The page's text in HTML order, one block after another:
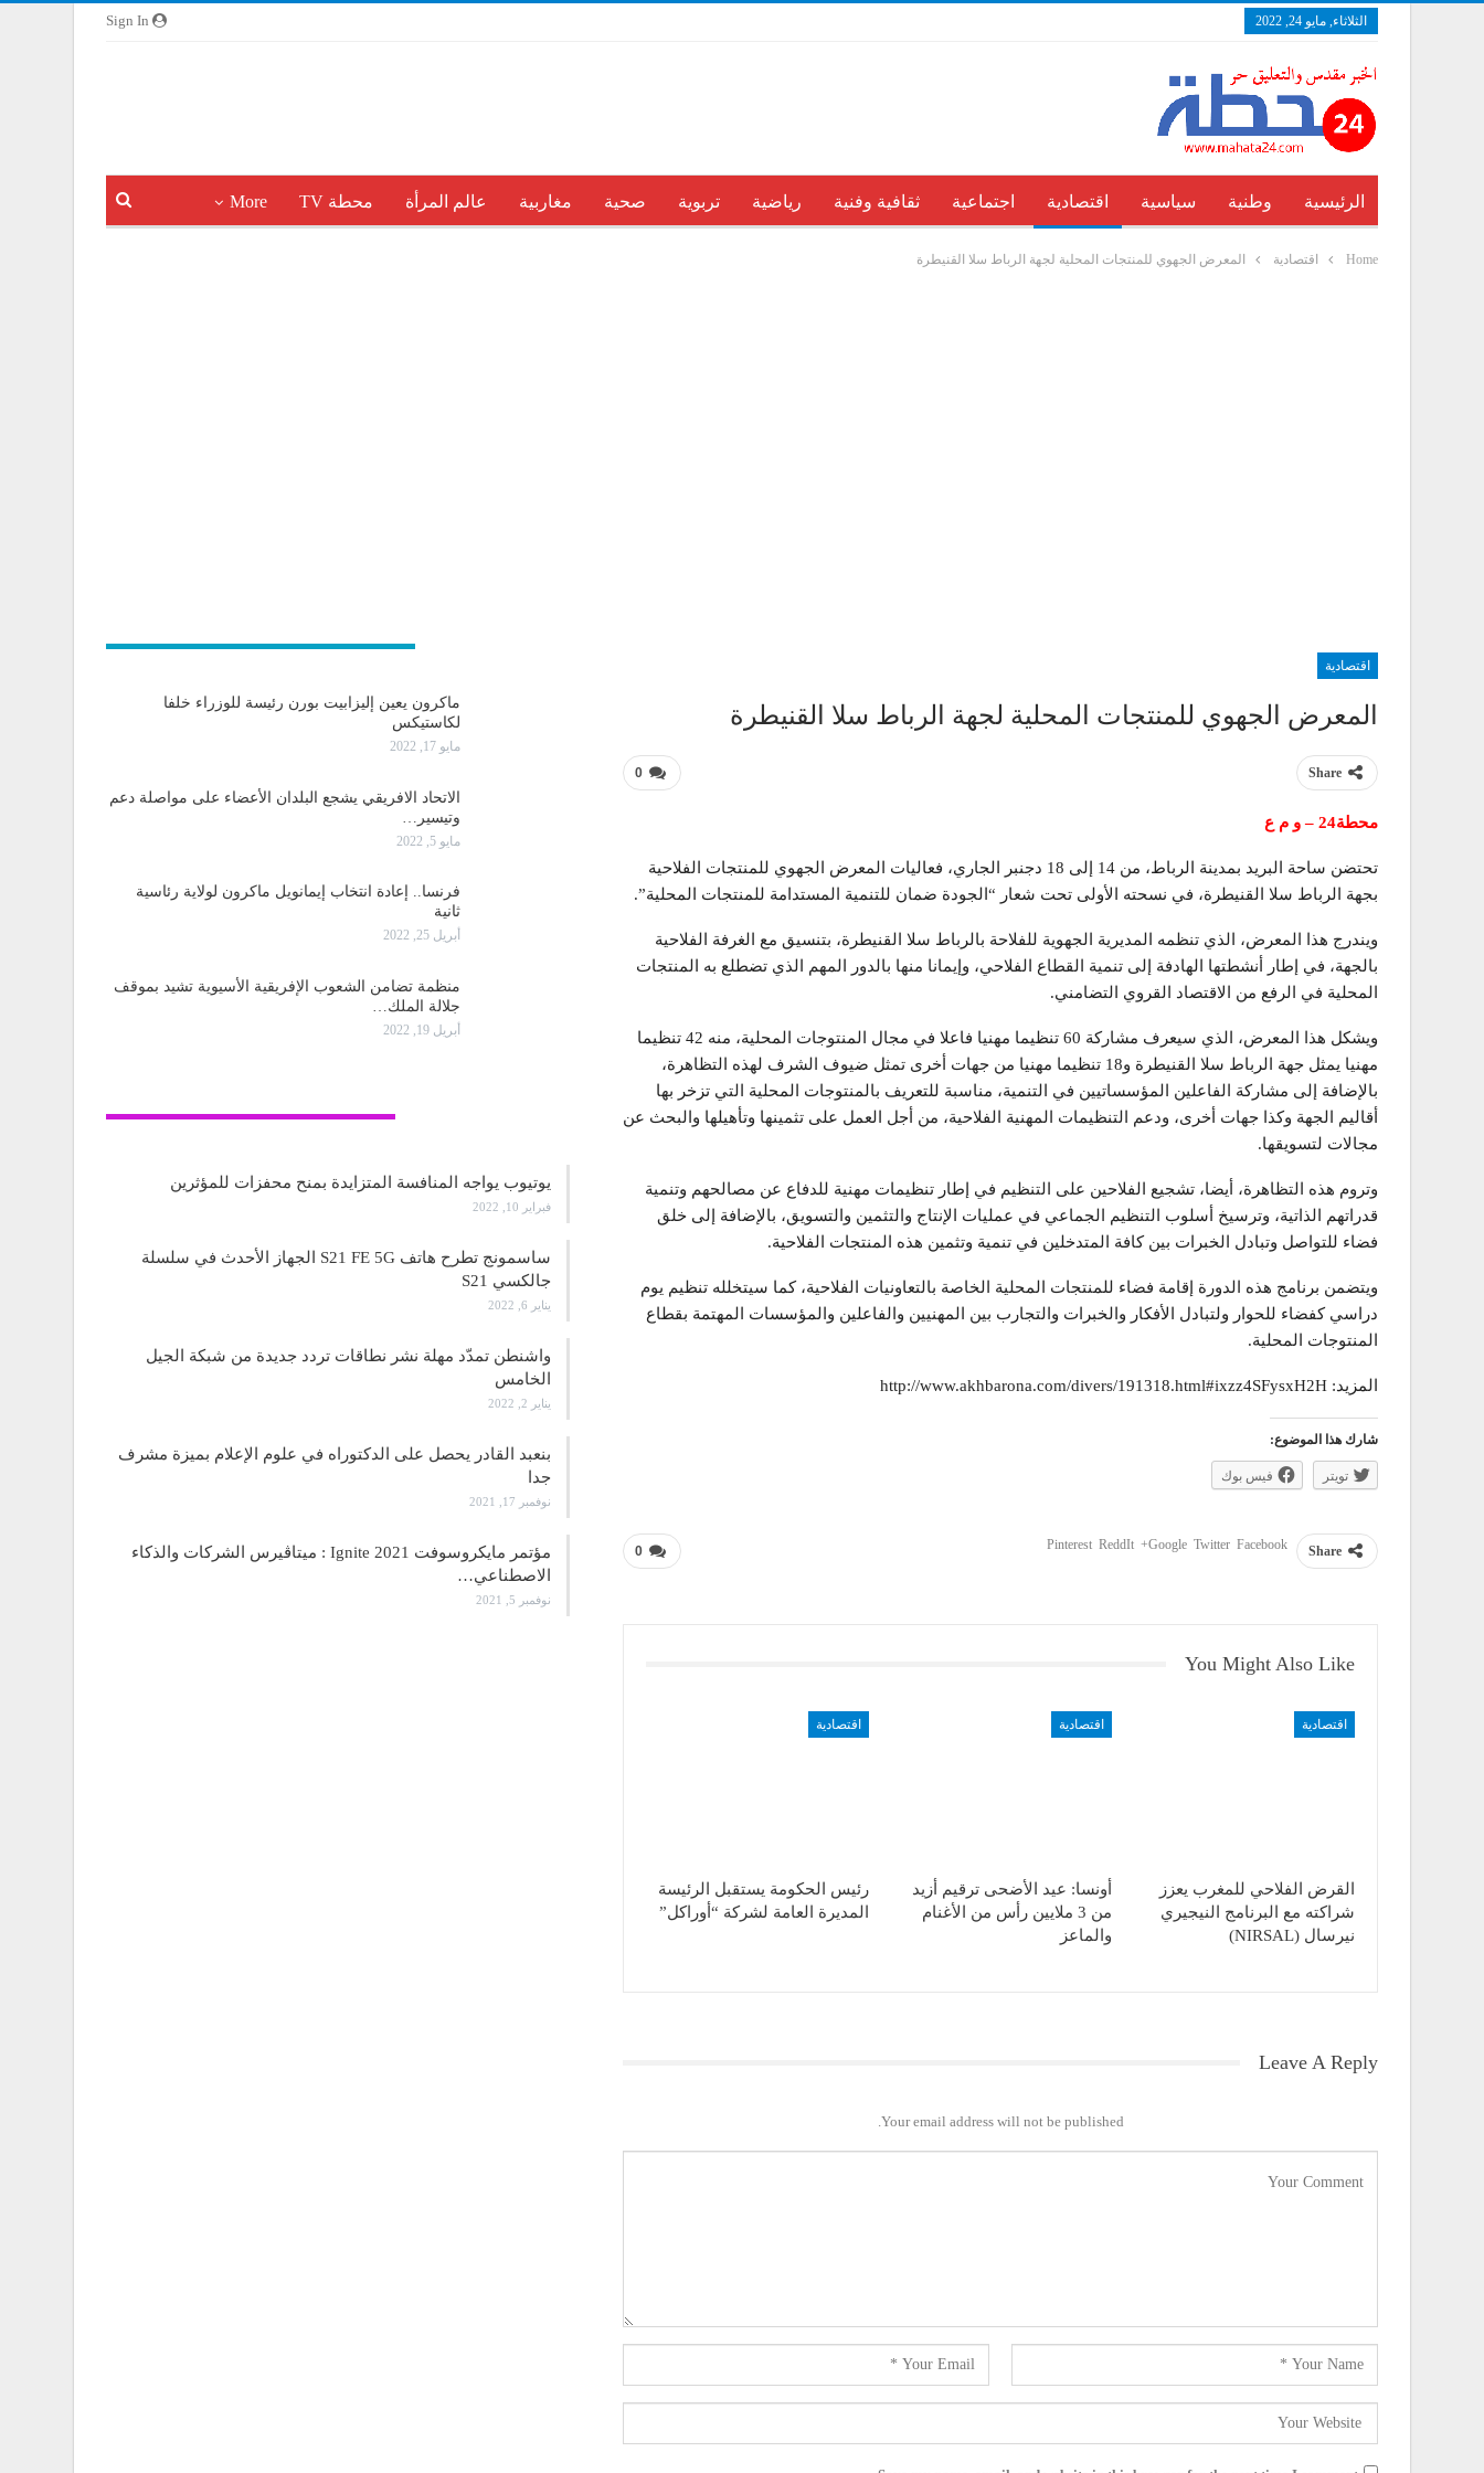
الثلاثاء, مايو 24, 2022
الرئيسية وطنية سياسية اقتصادية اجتماعية ثقافية وفنية رياضية تربوية صحية مغاربية عالم المرأة محطة TV More
Home اقتصادية المعرض الجهوي للمنتجات المحلية لجهة الرباط سلا القنيطرة
اقتصادية
المعرض الجهوي للمنتجات المحلية لجهة الرباط سلا القنيطرة
0 Share
محطة24 – و م ع
تحتضن ساحة البريد بمدينة الرباط، من 14 إلى 18 دجنبر الجاري، فعاليات المعرض الجهوي للمنتجات الفلاحية
بجهة الرباط سلا القنيطرة، في نسحته الأولى تحت شعار “الجودة ضمان للتنمية المستدامة للمنتجات المحلية”.
ويندرج هذا المعرض، الذي تنظمه المديرية الجهوية للفلاحة بالرباط سلا القنيطرة، بتنسيق مع الغرفة الفلاحية
بالجهة، في إطار أنشطتها الهادفة إلى تنمية القطاع الفلاحي، وإيمانا منها بالدور المهم الذي تضطلع به المنتجات
المحلية في الرفع من الاقتصاد القروي التضامني.
ويشكل هذا المعرض، الذي سيعرف مشاركة 60 تنظيما مهنيا فاعلا في مجال المنتوجات المحلية، منه 42 تنظيما
مهنيا يمثل جهة الرباط سلا القنيطرة و18 تنظيما مهنيا من جهات أخرى تمثل ضيوف الشرف لهذه التظاهرة،
بالإضافة إلى مشاركة الفاعلين المؤسساتيين في التنمية، مناسبة للتعريف بالمنتوجات المحلية التي تزخر بها
أقاليم الجهة وكذا جهات أخرى، ودعم التنظيمات المهنية الفلاحية، من أجل العمل على تثمينها وتأهيلها والبحث عن
مجالات لتسويقها.
وتروم هذه التظاهرة، أيضا، تشجيع الفلاحين على التنظيم في إطار تنظيمات مهنية للدفاع عن مصالحهم وتنمية
قدراتهم الذاتية، وترسيخ أسلوب التنظيم الجماعي في عمليات الإنتاج والتثمين والتسويق، بالإضافة إلى خلق
فضاء للتواصل وتبادل الخبرات بين كافة المتدخلين في تنمية وتثمين هذه المنتجات الفلاحية.
ويتضمن برنامج هذه الدورة إقامة فضاء للمنتجات المحلية الخاصة بالتعاونيات الفلاحية، كما سيتخلله تنظيم يوم
دراسي كفضاء للحوار ولتبادل الأفكار والخبرات والتجارب بين المهنيين والفاعلين والمؤسسات المهتمة بقطاع
المنتوجات المحلية.
المزيد: http://www.akhbarona.com/divers/191318.html#ixzz4SFysxH2H
شارك هذا الموضوع:
تويتر فيس بوك
0 Share
Facebook
Twitter
Google+
ReddIt
Pinterest
You Might Also Like
اقتصادية
القرض الفلاحي للمغرب يعزز
شراكته مع البرنامج النيجيري
نيرسال (NIRSAL)
اقتصادية
أونسا: عيد الأضحى ترقيم أزيد
من 3 ملايين رأس من الأغنام
والماعز
اقتصادية
رئيس الحكومة يستقبل الرئيسة
المديرة العامة لشركة “أوراكل”
Leave A Reply
Your email address will not be published.
ماكرون يعين إليزابيت بورن رئيسة للوزراء خلفا
لكاستيكس
مايو 17, 2022
الاتحاد الافريقي يشجع البلدان الأعضاء على مواصلة دعم
وتيسير…
مايو 5, 2022
فرنسا.. إعادة انتخاب إيمانويل ماكرون لولاية رئاسية
ثانية
أبريل 25, 2022
منظمة تضامن الشعوب الإفريقية الأسيوية تشيد بموقف
جلالة الملك…
أبريل 19, 2022
يوتيوب يواجه المنافسة المتزايدة بمنح محفزات للمؤثرين
فبراير 10, 2022
ساسمونج تطرح هاتف S21 FE 5G الجهاز الأحدث في سلسلة
جالكسي S21
يناير 6, 2022
واشنطن تمدّد مهلة نشر نطاقات تردد جديدة من شبكة الجيل
الخامس
يناير 2, 2022
بنعبد القادر يحصل على الدكتوراه في علوم الإعلام بميزة مشرف
جدا
نوفمبر 17, 2021
مؤتمر مايكروسوفت Ignite 2021 : ميتاڤيرس الشركات والذكاء
الاصطناعي…
نوفمبر 5, 2021